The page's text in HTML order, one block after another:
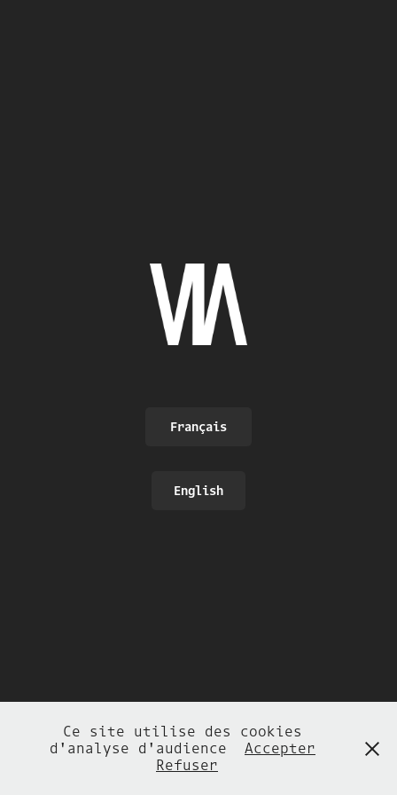
Français
English
Ce site utilise des cookies
d'analyse d'audience
Accepter
Refuser